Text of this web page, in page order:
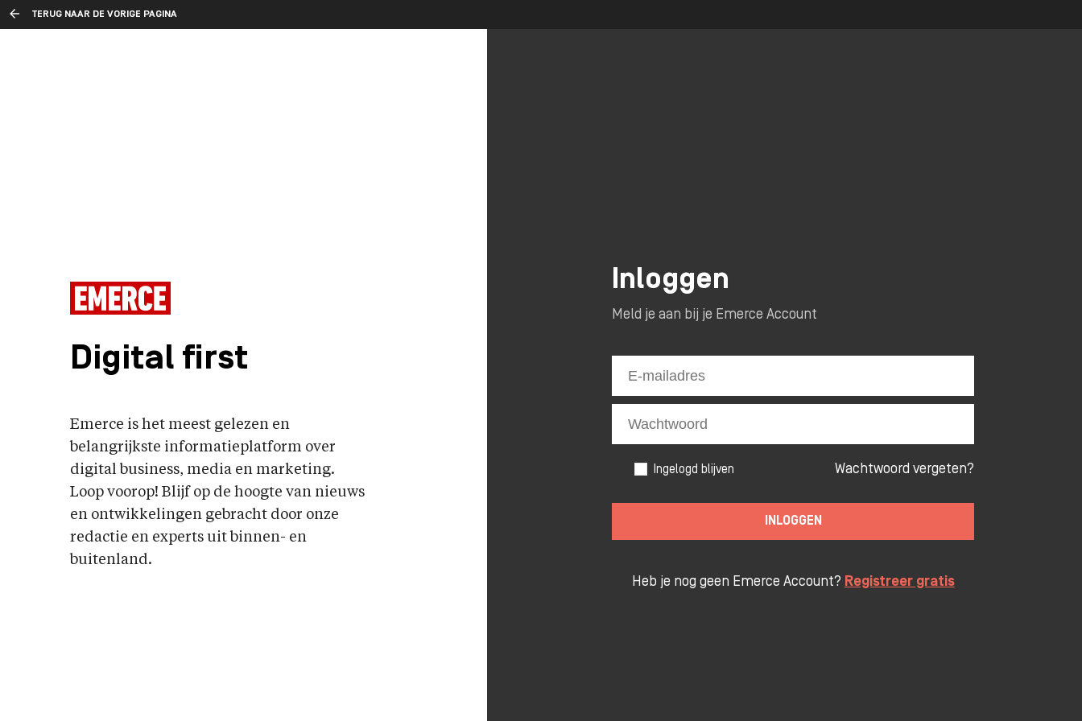
TERUG NAAR DE VORIGE PAGINA
Digital first
Emerce is het meest gelezen en
belangrijkste informatieplatform over
digital business, media en marketing.
Loop voorop! Blijf op de hoogte van nieuws
en ontwikkelingen gebracht door onze
redactie en experts uit binnen- en
buitenland.
Inloggen
Meld je aan bij je Emerce Account
Ingelogd blijven Wachtwoord vergeten?
INLOGGEN
Heb je nog geen Emerce Account? Registreer gratis